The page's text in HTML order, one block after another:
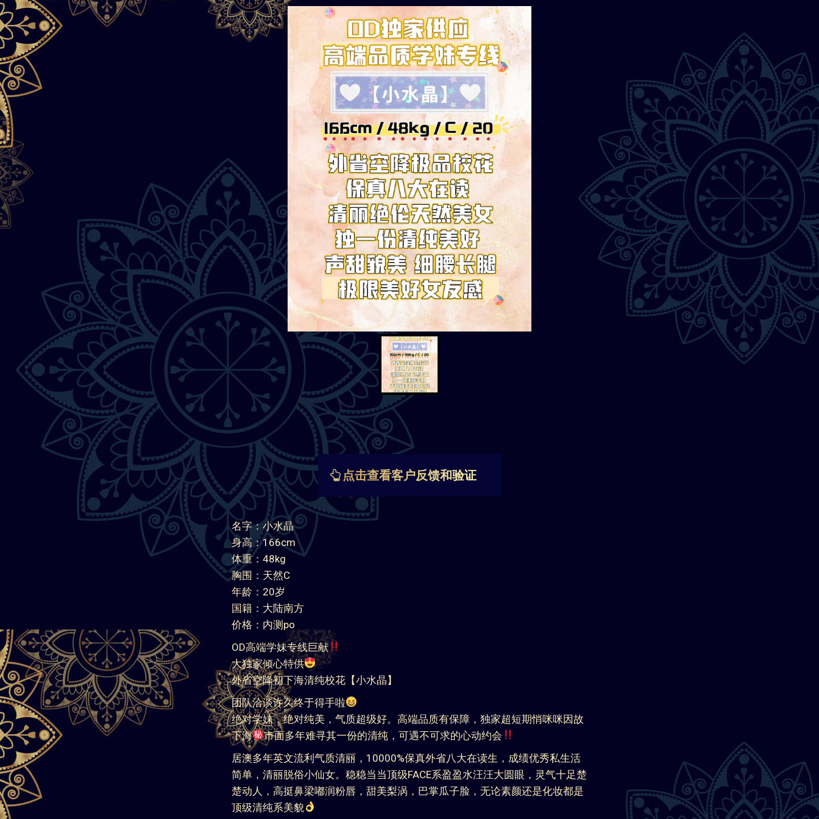
点击查看客户反馈和验证
名字：小水晶
身高：166cm
体重：48kg
胸围：天然C
年龄：20岁
国籍：大陆南方
价格：内测po
OD高端学妹专线巨献
大独家倾心特供
外省空降初下海清纯校花【小水晶】
团队洽谈许久终于得手啦
绝对学妹，绝对纯美，气质超级好。高端品质有保障，独家超短期悄咪咪因故
下海
市面多年难寻其一份的清纯，可遇不可求的心动约会
居澳多年英文流利气质清丽，10000%保真外省八大在读生，成绩优秀私生活
简单，清丽脱俗小仙女。稳稳当当顶级FACE系盈盈水汪汪大圆眼，灵气十足楚
楚动人，高挺鼻梁嘟润粉唇，甜美梨涡，巴掌瓜子脸，无论素颜还是化妆都是
顶级清纯系美貌